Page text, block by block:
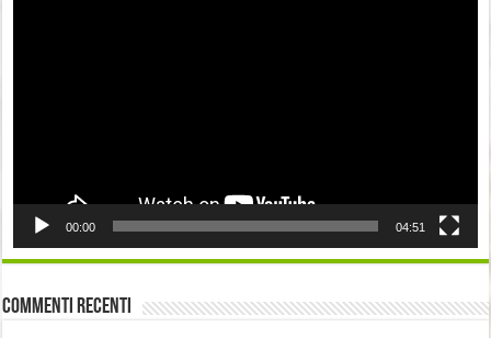
00:00 04:51
Commenti recenti